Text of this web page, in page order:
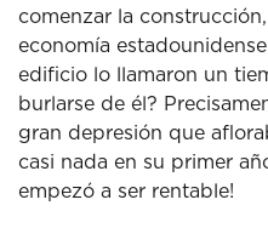
comenzar la
economía
edificio lo llamaron un
burlarse de él?
gran depresión que
casi nada en su primer
empezó a ser rentable!